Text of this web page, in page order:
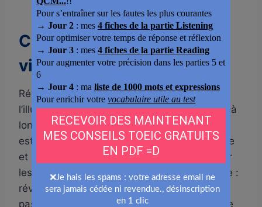
Ce qu’il faut éviter si vous
visez 850 points au TOEIC
Réviser en bloc une fois par semaine donne
l’illusion de travailler, mais ne fonctionne pas à
long terme : le cerveau retient mieux lorsqu’il
est exposé à l’information de manière répétée
et espacée, pas en bourrage massif. Négliger
les pauses n’est pas non plus une bonne idée :
réviser trois heures sans pause ne vous rend
pas plus performant, votre cerveau se fatigue